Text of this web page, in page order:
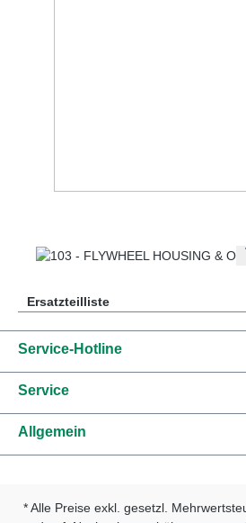
Ersatzteilliste
Service-Hotline
Service
Allgemein
* Alle Preise exkl. gesetzl.